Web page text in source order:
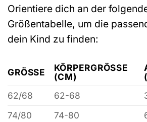
Orientiere dich an der
Größentabelle, um die
dein Kind zu finden:
GRÖSSE
KÖRPERGRÖSSE (
CM)
62/68
62-68
74/80
74-80